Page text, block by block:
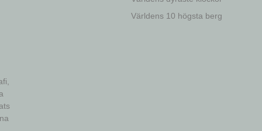
Världens 10 högsta berg